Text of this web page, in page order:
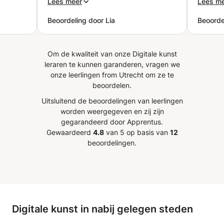
benaderingen verkennen, waaronder systeemgebaseerde
audiovisuele workflows en het ontwikkelen van
aangepaste shaders. De lessen worden aangepast aan
visuele tools in Ableton Live vereist, en de focus ligt op
duidelijke concepten die toepasbaar zijn op verschillende
visuele benaderingen. Privélessen zijn beschikbaar in mijn
studio in Nijmegen, bij u thuis of, indien gewenst, online.
Beoordeling door Lia
Om de kwaliteit van onze Digitale kunst
leraren te kunnen garanderen, vragen we
onze leerlingen from Utrecht om ze te
beoordelen.
Uitsluitend de beoordelingen van leerlingen
worden weergegeven en zij zijn
gegarandeerd door Apprentus.
Gewaardeerd 4.8van 5 op basis van 12
beoordelingen.
Digitale kunst in nabij gelegen steden